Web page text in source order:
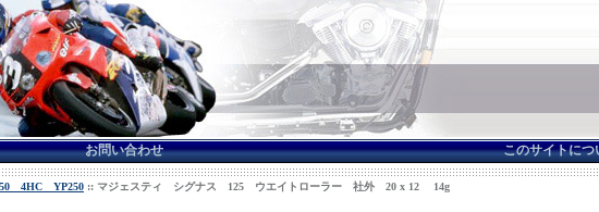
お問い合わせ このサイトにつ
4HC YP250 :: マジェスティ シグナス 125 ウエイトローラー 社外 20 x 12 14g